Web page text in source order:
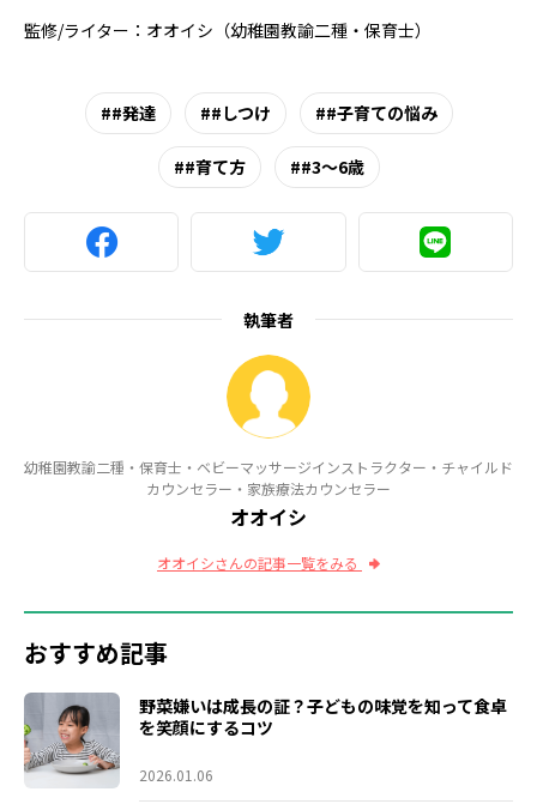
監修/ライター：オオイシ（幼稚園教諭二種・保育士）
#発達 #しつけ #子育ての悩み
#育て方 #3～6歳
執筆者
幼稚園教諭二種・保育士・ベビーマッサージインストラクター・チャイルド
カウンセラー・家族療法カウンセラー
オオイシ
オオイシさんの記事一覧をみる
おすすめ記事
野菜嫌いは成長の証？子どもの味覚を知って食卓
を笑顔にするコツ
2026.01.06